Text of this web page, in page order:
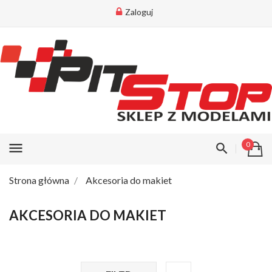
Zaloguj
menu 0
Strona główna Akcesoria do makiet
AKCESORIA DO MAKIET